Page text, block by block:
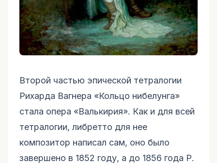
Второй частью эпической тетралогии
Рихарда Вагнера «Кольцо нибелунга»
стала опера «Валькирия». Как и для всей
тетралогии, либретто для нее
композитор написал сам, оно было
завершено в 1852 году, а до 1856 года Р.